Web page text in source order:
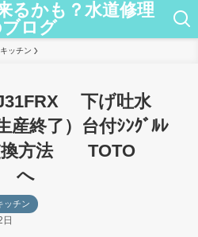
るかも？水道修理
ログ
ッチン
下げ吐水
産終了）台付ｼﾝｸﾞﾙﾚ
換方法 TOTO
へ
ッチン